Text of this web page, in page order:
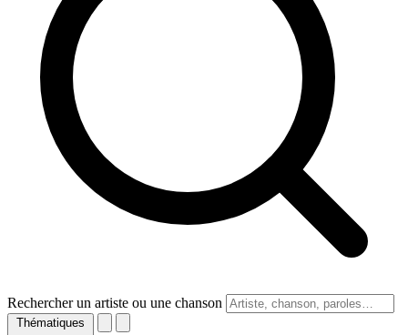
Rechercher un artiste ou une chanson
Thématiques